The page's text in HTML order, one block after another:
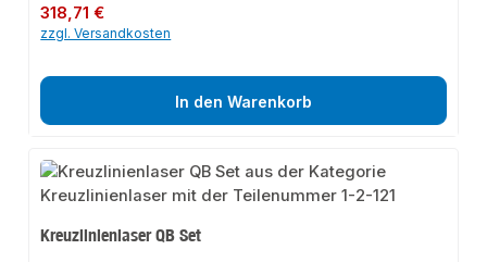
Regulärer Preis:
318,71 €
zzgl. Versandkosten
In den Warenkorb
Kreuzlinienlaser QB Set